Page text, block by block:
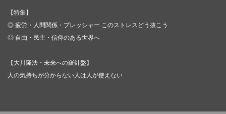
【特集】
◎ 疲労・人間関係・プレッシャー このストレスどう抜こう
◎ 自由・民主・信仰のある世界へ
【大川隆法・未来への羅針盤】
人の気持ちが分からない人は人が使えない